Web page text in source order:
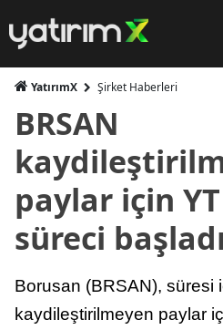
YatırımX Şirket Haberleri
BRSAN
paylar için
süreci başladı
Borusan (BRSAN), süresi
kaydileştirilmeyen paylar